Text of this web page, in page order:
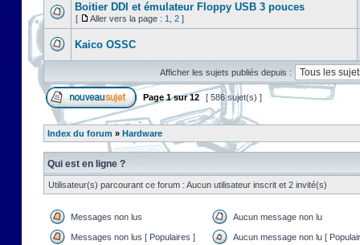
Boitier DDI et émulateur Floppy USB 3 pouces
[ Aller vers la page : 1 2 ]
Kaico OSSC
Afficher les sujets publiés depuis :
Page1sur12 [ 586 sujet(s) ]
Index du forum » Hardware
Qui est en ligne ?
Utilisateur(s) parcourant ce forum : Aucun utilisateur inscrit et 2 invité(s)
Messages non lus Aucun message non lu
Messages non lus [ Populaires ] Aucun message non lu [